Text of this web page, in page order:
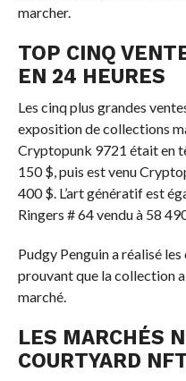
marcher.
TOP CINQ
EN 24 HEURES
Les cinq plus grandes
exposition de collections
Cryptopunk 9721 était en
150 $, puis est venu
400 $. L’art génératif est
Ringers # 64 vendu à 58
Pudgy Penguin a réalisé
prouvant que la collection
marché.
LES MARCHÉS
COURTYARD